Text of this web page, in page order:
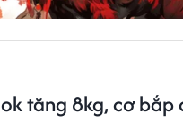
tăng 8kg, cơ bắp